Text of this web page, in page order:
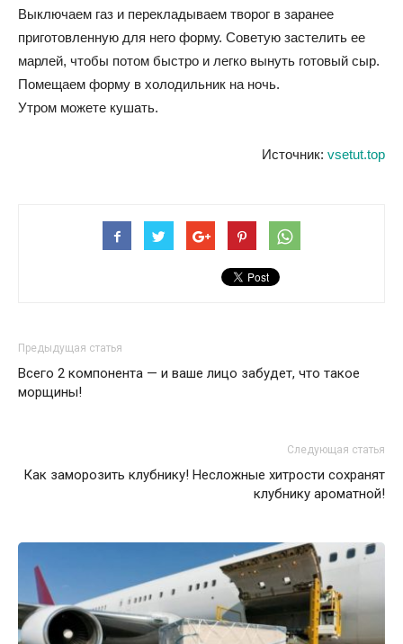
Выключаем газ и перекладываем творог в заранее
приготовленную для него форму. Советую застелить ее
марлей, чтобы потом быстро и легко вынуть готовый сыр.
Помещаем форму в холодильник на ночь.
Утром можете кушать.
Источник: vsetut.top
Предыдущая статья
Всего 2 компонента — и ваше лицо забудет, что такое
морщины!
Следующая статья
Как заморозить клубнику! Несложные хитрости сохранят
клубнику ароматной!